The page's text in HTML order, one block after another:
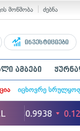
მოწმობა ძებნა
ინვესტიციები
ამბები
იცხოვრე